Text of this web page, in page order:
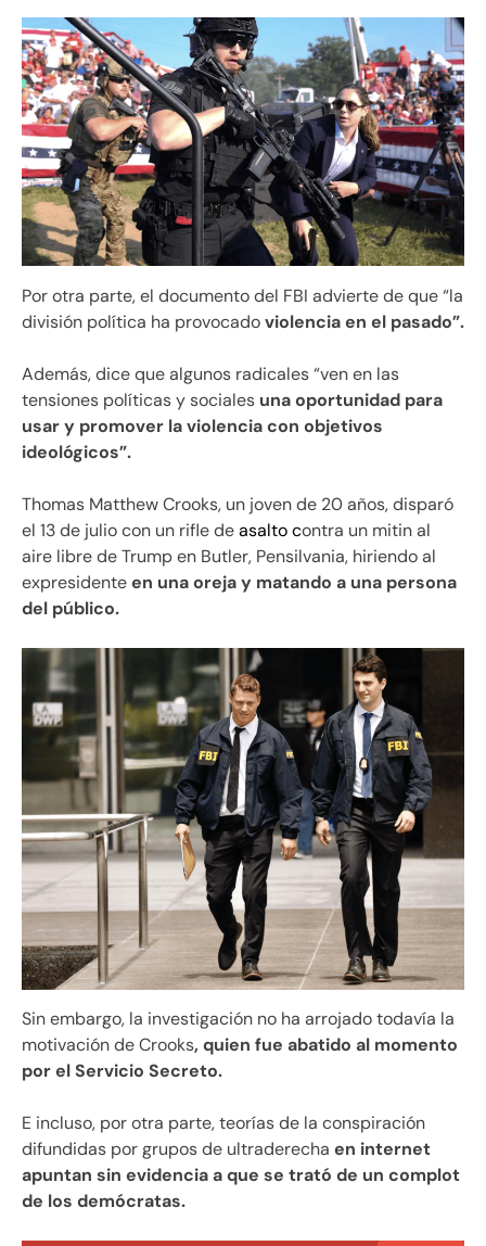
Por otra parte, el documento del FBI advierte de que “la
división política ha provocadoviolencia en el pasado”.
Además, dice que algunos radicales “ven en las
tensiones políticas y sociales una oportunidad para
usar y promover la violencia con objetivos
ideológicos”.
Thomas Matthew Crooks, un joven de 20 años, disparó
el 13 de julio con un rifle deasalto contra un mitin al
aire libre de Trump en Butler, Pensilvania, hiriendo al
expresidenteen una oreja y matando a una persona
del público.
Sin embargo, la investigación no ha arrojado todavía la
motivación de Crooks, quien fue abatido al momento
por el Servicio Secreto.
E incluso, por otra parte, teorías de la conspiración
difundidas por grupos de ultraderecha en internet
apuntan sin evidencia a que se trató de un complot
de los demócratas.